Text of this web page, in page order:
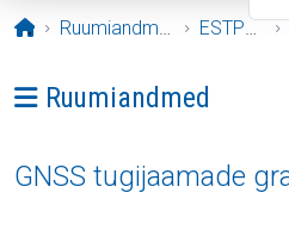
Avaleht
Ruumiandmed ESTPOS
Ava menüü:
Ruumiandmed
GNSS tugijaamade